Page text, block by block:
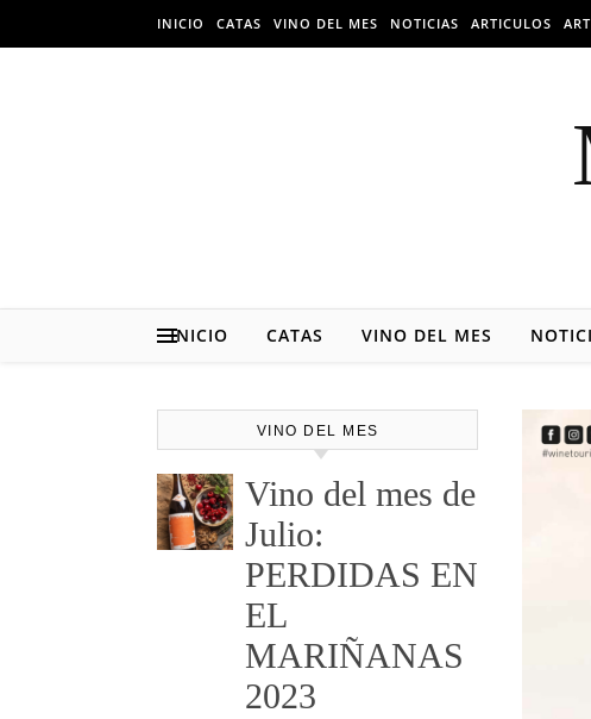
INICIO CATAS VINO DEL MES NOTICIAS ARTICULOS
INICIO CATAS VINO DEL MES
VINO DEL MES
Vino del mes de
Julio:
PERDIDAS EN
EL
MARIÑANAS
2023